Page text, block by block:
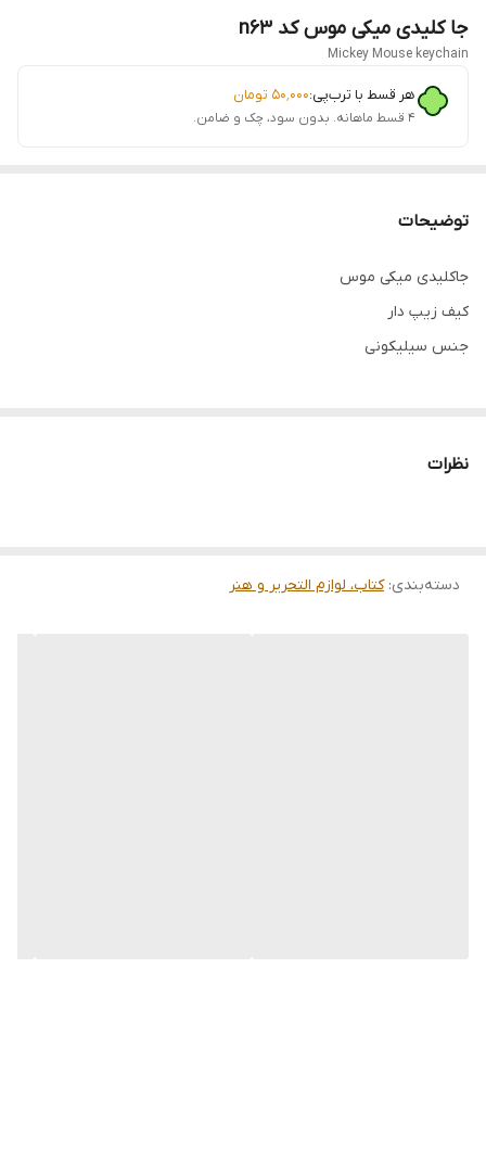
جا کلیدی میکی موس کد n63
Mickey Mouse keychain
هر قسط با ترب‌پی:۵۰٬۰۰۰ تومان
۴ قسط ماهانه. بدون سود، چک و ضامن.
توضیحات
جاکلیدی میکی موس
کیف زیپ دار
جنس سیلیکونی
نظرات
دسته‌بندی:کتاب، لوازم التحریر و هنر